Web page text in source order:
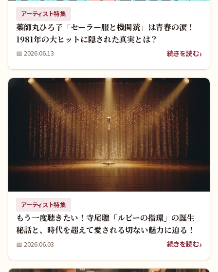
アーティスト特集
薬師丸ひろ子「セーラー服と機関銃」は青春の涙！
1981年の大ヒットに隠された真実とは？
📅 2026.06.13 続きを読む
アーティスト特集
もう一度聴きたい！寺尾聰「ルビーの指環」の誕生
秘話と、時代を超えて愛される切ない魅力に迫る！
📅 2026.06.03 続きを読む